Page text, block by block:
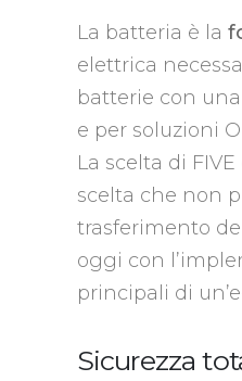
La batteria è la
elettrica
batterie con
e per soluzioni
La scelta di
scelta che non
trasferimento
oggi con
principali di
Sicurezza